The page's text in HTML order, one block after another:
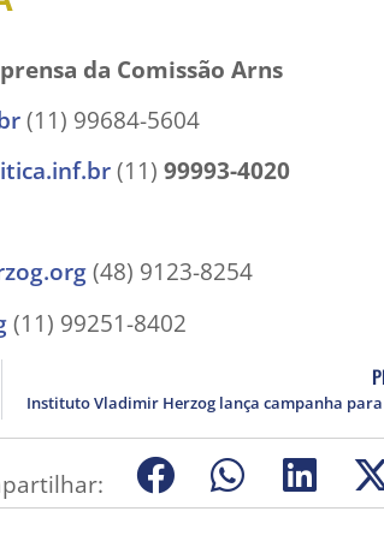
da Comissão Arns
(11) 99684-5604
(11) 99993-4020
(48) 9123-8254
(11) 99251-8402